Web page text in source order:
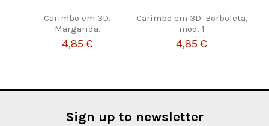
Carimbo em 3D.
Margarida.
4,85 €
Carimbo em 3D. Borboleta,
mod. 1
4,85 €
Sign up to newsletter